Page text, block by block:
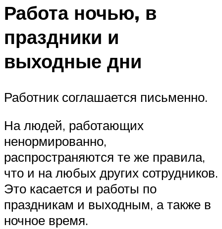
Работа ночью, в
праздники и
выходные дни
Работник соглашается письменно.
На людей, работающих
ненормированно,
распространяются те же правила,
что и на любых других сотрудников.
Это касается и работы по
праздникам и выходным, а также в
ночное время.